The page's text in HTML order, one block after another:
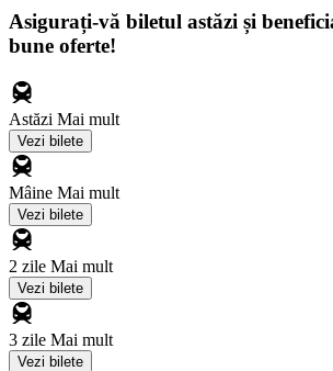
Asigurați-vă biletul astăzi și
bune oferte!
Astăzi Mai mult
Vezi bilete
Mâine Mai mult
Vezi bilete
2 zile Mai mult
Vezi bilete
3 zile Mai mult
Vezi bilete